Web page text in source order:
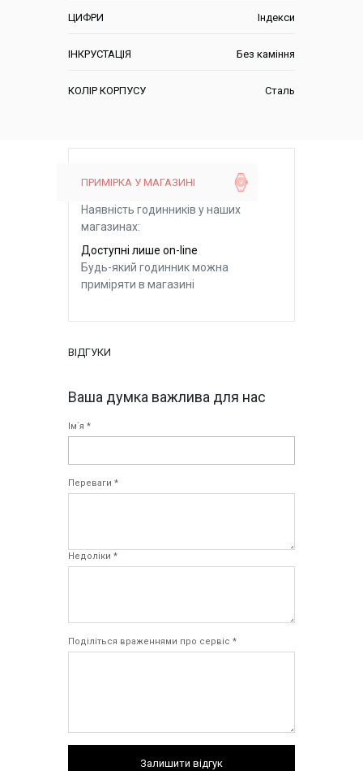
ЦИФРИ Індекси
ІНКРУСТАЦІЯ Без каміння
КОЛІР КОРПУСУ Сталь
ПРИМІРКА У МАГАЗИНІ
Наявність годинників у наших
магазинах:
Доступні лише on-line
Будь-який годинник можна
приміряти в магазині
ВІДГУКИ
Ваша думка важлива для нас
Ім`я *
Переваги *
Недоліки *
Поділіться враженнями про сервіс *
Залишити відгук